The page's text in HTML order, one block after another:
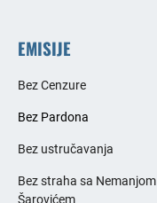
EMISIJE
Bez Cenzure
Bez Pardona
Bez ustručavanja
Bez straha sa Nemanjom
Šarovićem